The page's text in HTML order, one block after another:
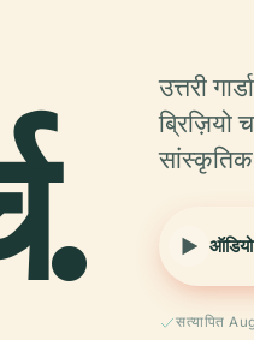
उत्तरी
ब्रिज़ियो
सांस्कृतिक
सत्यापित